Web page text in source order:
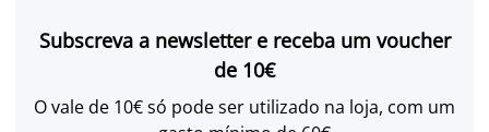
Subscreva a newsletter e receba um voucher
de 10€
O vale de 10€ só pode ser utilizado na loja, com um